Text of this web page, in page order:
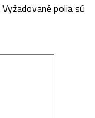
Vyžadované polia sú